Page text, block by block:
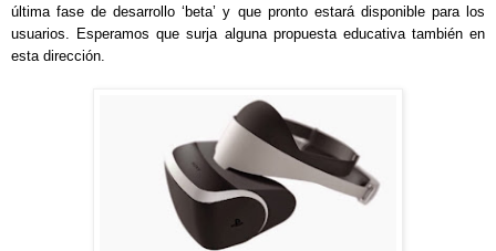
última fase de desarrollo ‘beta’ y que pronto estará disponible para los
usuarios. Esperamos que surja alguna propuesta educativa también en
esta dirección.